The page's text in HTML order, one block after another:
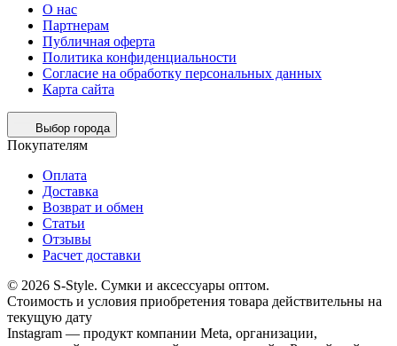
О нас
Партнерам
Публичная оферта
Политика конфиденциальности
Согласие на обработку персональных данных
Карта сайта
Выбор города
Покупателям
Оплата
Доставка
Возврат и обмен
Статьи
Отзывы
Расчет доставки
© 2026 S-Style. Сумки и аксессуары оптом.
Cтоимость и условия приобретения товара действительны на
текущую дату
Instagram — продукт компании Meta, организации,